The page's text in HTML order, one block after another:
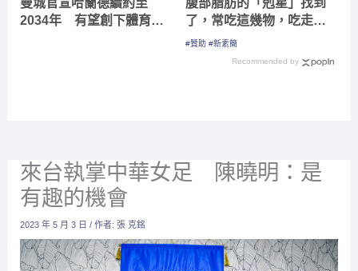
曼城官宣哈蘭德續約至
2034年 有望創下體育史
腹部脂肪的「剋星」找到
了，常吃這幾物，吃走大
肚囊，瘦出小蠻腰
#贊助 #新素簡
Recommended by
來台執掌中華女足 陳曉明：是
有趣的機會
2023 年 5 月 3 日/ 作者:張 克銘